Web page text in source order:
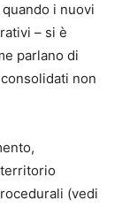
i nuovi
– si è
parlano di
non
(vedi